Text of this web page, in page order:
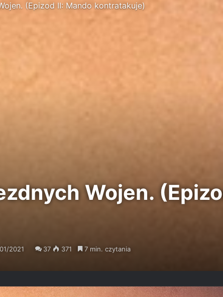
(Epizod II: Mando kontratakuje)
Wojen.
2021 37 371 7 min. czytania